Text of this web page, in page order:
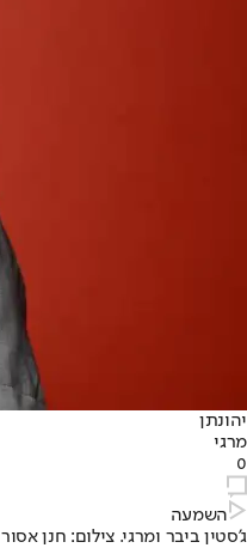
יהונתן
מרגי
0
השמעה
ג'סטין ביבר ומרגי. צילום: חנן אסור